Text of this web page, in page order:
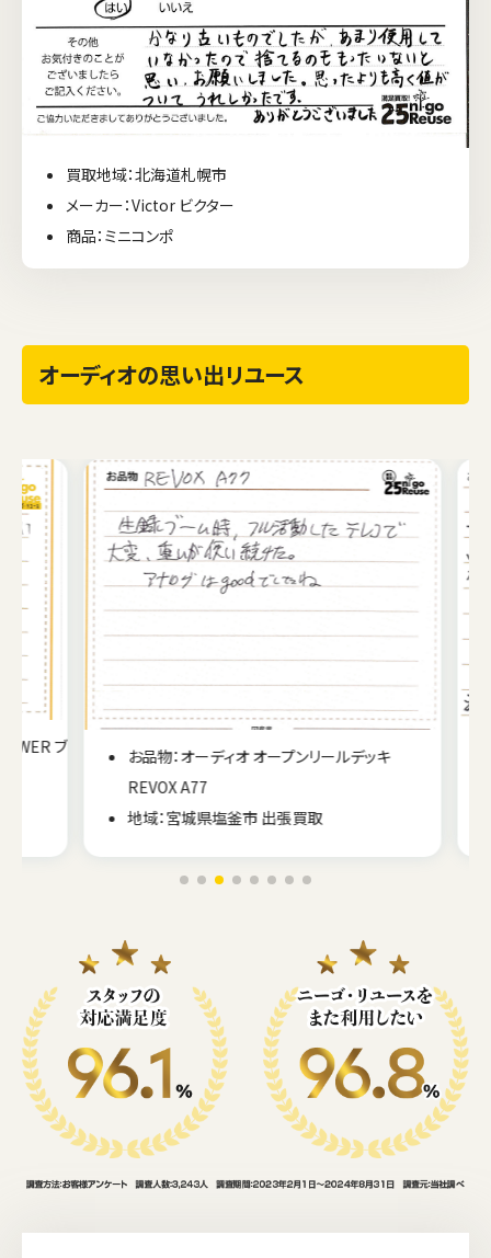
買取地域：北海道札幌市
メーカー：Victor ビクター
商品：ミニコンポ
オーディオの思い出リユース
ブ
お品物：オーディオ オープンリールデッキ
REVOX A77
地域：宮城県塩釜市 出張買取